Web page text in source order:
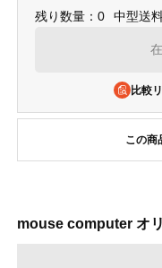
残り数量：0 中型送
比較
この商
mouse computer オ